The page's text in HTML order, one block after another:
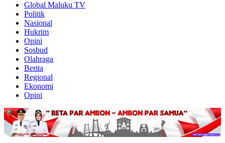
Global Maluku TV
Politik
Nasional
Hukrim
Opini
Sosbud
Olahraga
Berita
Regional
Ekonomi
Opini